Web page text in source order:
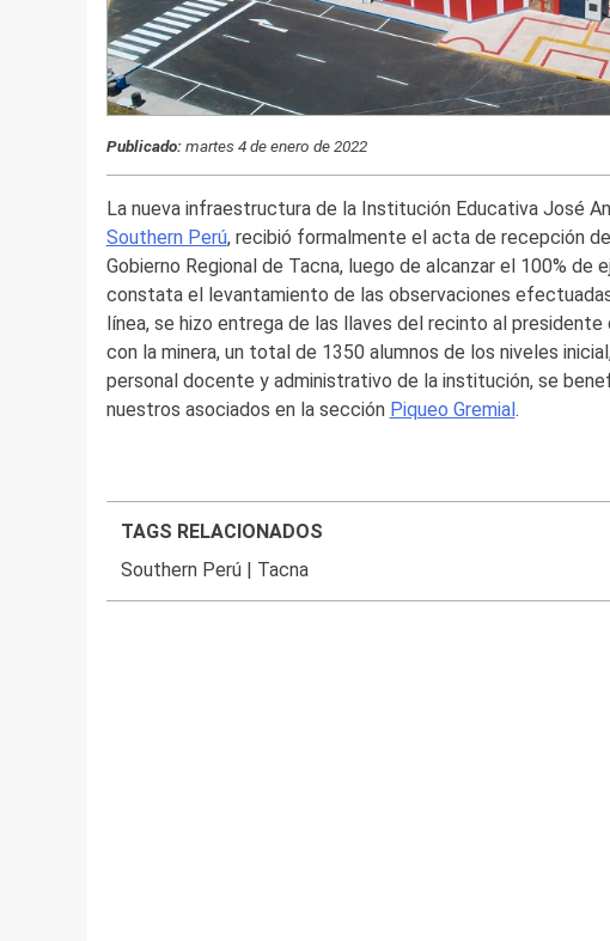
Publicado:martes 4 de enero de 2022
La nueva infraestructura de la Institución Educativa José
Southern Perú, recibió formalmente el acta de recepción
Gobierno Regional de Tacna, luego de alcanzar el 100% de
constata el levantamiento de las observaciones
línea, se hizo entrega de las llaves del recinto al
con la minera, un total de 1350 alumnos de los niveles
personal docente y administrativo de la institución, se
nuestros asociados en la sección Piqueo Gremial .
TAGS RELACIONADOS
Southern Perú | Tacna